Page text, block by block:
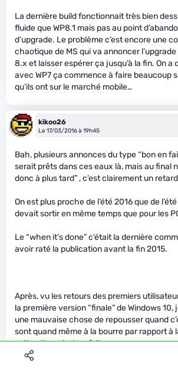
La dernière build fonctionnait très bien
fluide que WP8.1 mais pas au point
d’upgrade. Le problème c’est encore une
chaotique de MS qui va annoncer
8.x et laisser espérer ça jusqu’à la fin. On a
avec WP7 ça commence à faire beaucoup
qu’ils ont sur le marché mobile…
kikoo26
Le 17/03/2016 à 19h45
Bah, plusieurs annonces du type “bon en
serait prêts dans ces eaux là, mais au final
donc à plus tard” , c’est clairement un
On est plus proche de l’été 2016 que de
devait sortir en même temps que pour les
Le “when it’s done” c’était la dernière
avoir raté la publication avant la fin 2015.
Après, vu les retours des premiers
la première version “finale” de Windows 10,
une mauvaise chose de repousser quand
sont quand même à la bourre par rapport à
estimation, c’est un fait.